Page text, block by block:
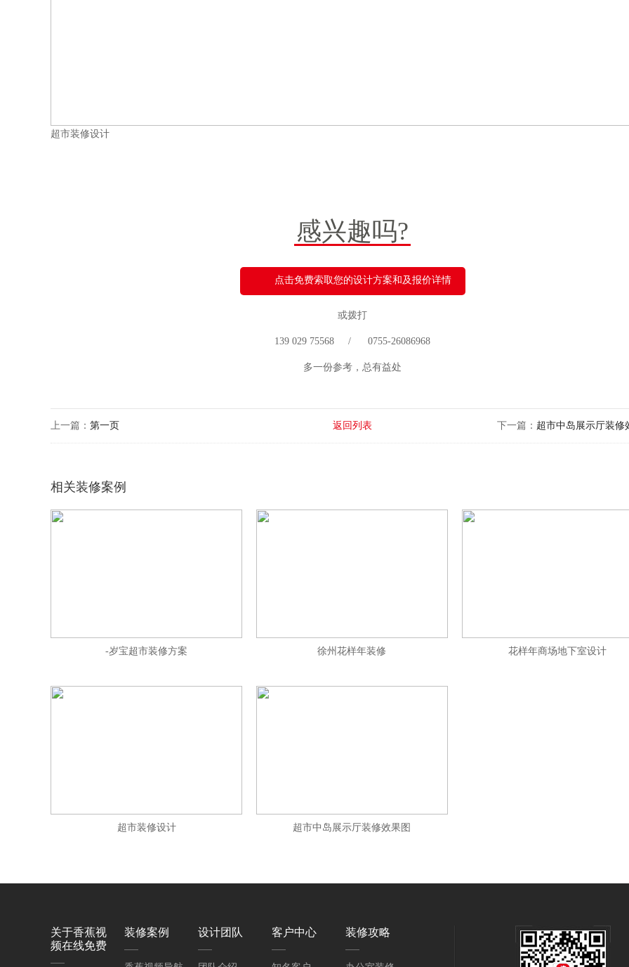
超市装修设计
感兴趣吗?
点击免费索取您的设计方案和及报价详情
或拨打
139 029 75568 / 0755-26086968
多一份参考，总有益处
上一篇： 第一页 下一篇： 超市中岛展示厅装修
返回列表
相关装修案例
-岁宝超市装修方案 徐州花样年装修 花样年商场地下室设计
超市装修设计 超市中岛展示厅装修效果图
关于香蕉视
频在线免费
装修案例 设计团队 客户中心 装修攻略